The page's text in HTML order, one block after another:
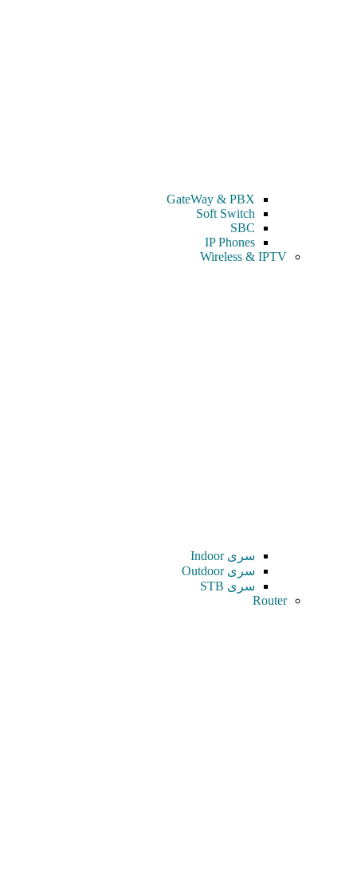
GateWay & PBX
Soft Switch
SBC
IP Phones
Wireless & IPTV
سری Indoor
سری Outdoor
سری STB
Router